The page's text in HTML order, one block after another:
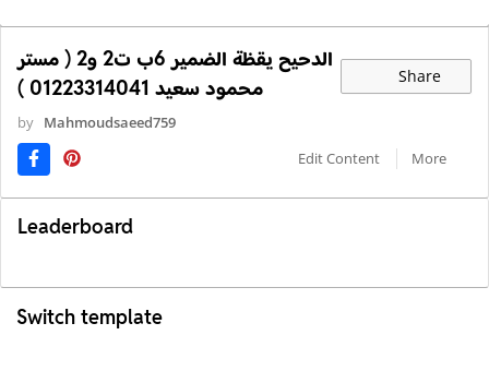
الدحيح يقظة الضمير 6ب ت2 و2 ( مستر
محمود سعيد 01223314041 )
Share
by Mahmoudsaeed759
Edit Content
More
Leaderboard
Switch template